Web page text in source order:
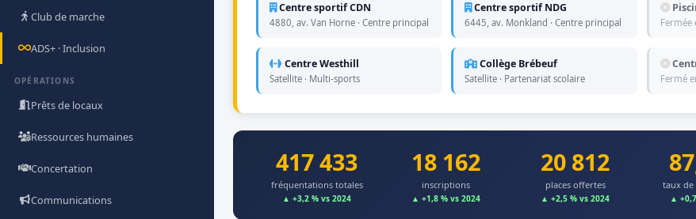
Club de marche
ADS+ · Inclusion
OPÉRATIONS
Prêts de locaux
Ressources humaines
Concertation
Communications
Centre sportif CDN
4880, av. Van Horne · Centre principal
Centre sportif NDG
6445, av. Monkland · Centre principal Fermée
Centre Westhill
Satellite · Multi-sports
Collège Brébeuf
Satellite · Partenariat scolaire Fermé
417 433
fréquentations totales
▲ +3,2 % vs 2024
18 162
inscriptions
▲ +1,8 % vs 2024
20 812
places offertes
▲ +2,5 % vs 2024
taux de
▲